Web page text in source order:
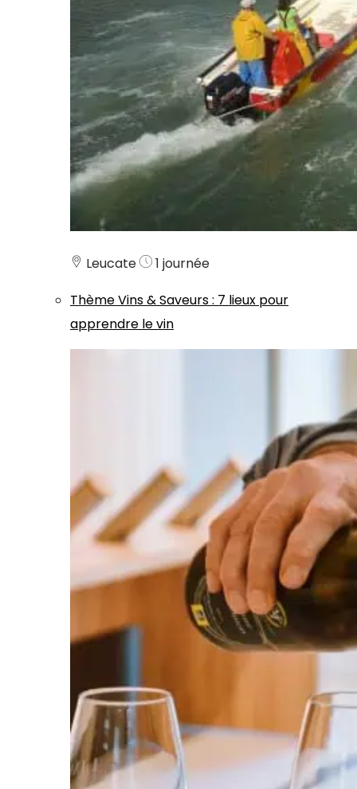
Leucate
1 journée
ThèmeVins & Saveurs: 7 lieux pour
apprendre le vin